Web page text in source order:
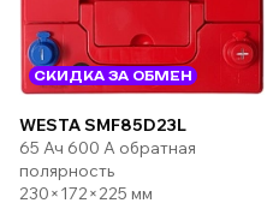
СКИДКА ЗА ОБМЕН
WESTA SMF85D23L
65 Ач 600 А обратная
полярность
230×172×225 мм